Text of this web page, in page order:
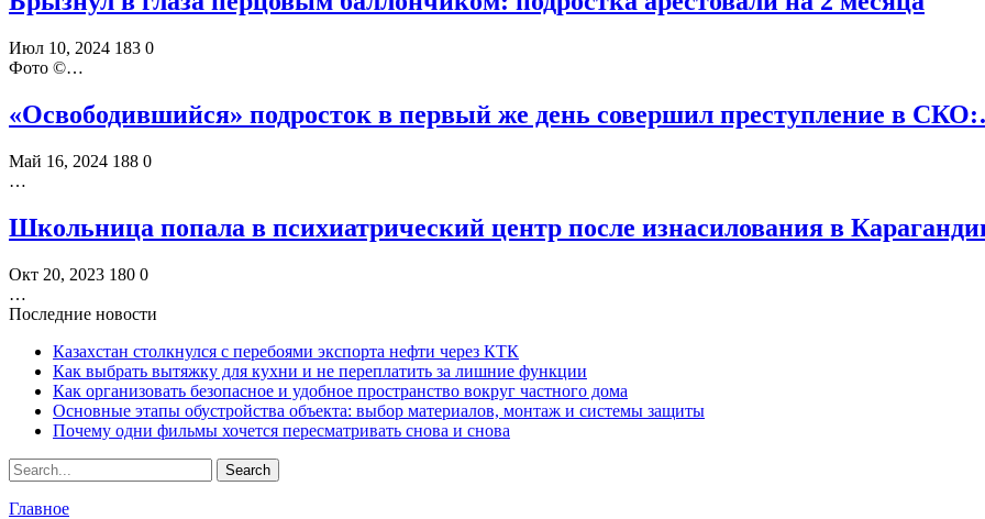
Июл 10, 2024 183 0
Фото ©️…
«Освободившийся» подросток в первый же день совершил преступление в
Май 16, 2024 188 0
…
Школьница попала в психиатрический центр после изнасилования в
Окт 20, 2023 180 0
…
Последние новости
Казахстан столкнулся с перебоями экспорта нефти через КТК
Как выбрать вытяжку для кухни и не переплатить за лишние функции
Как организовать безопасное и удобное пространство вокруг частного дома
Основные этапы обустройства объекта: выбор материалов, монтаж и системы защиты
Почему одни фильмы хочется пересматривать снова и снова
Главное